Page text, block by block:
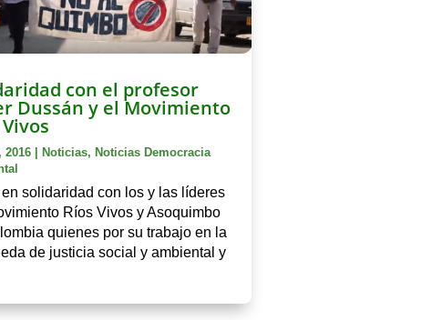
con el profesor
Dussán y el Movimiento
2016| Noticias, Noticias Democracia
en solidaridad con los y las líderes
Ríos Vivos y Asoquimbo
quienes por su trabajo en la
de justicia social y ambiental y